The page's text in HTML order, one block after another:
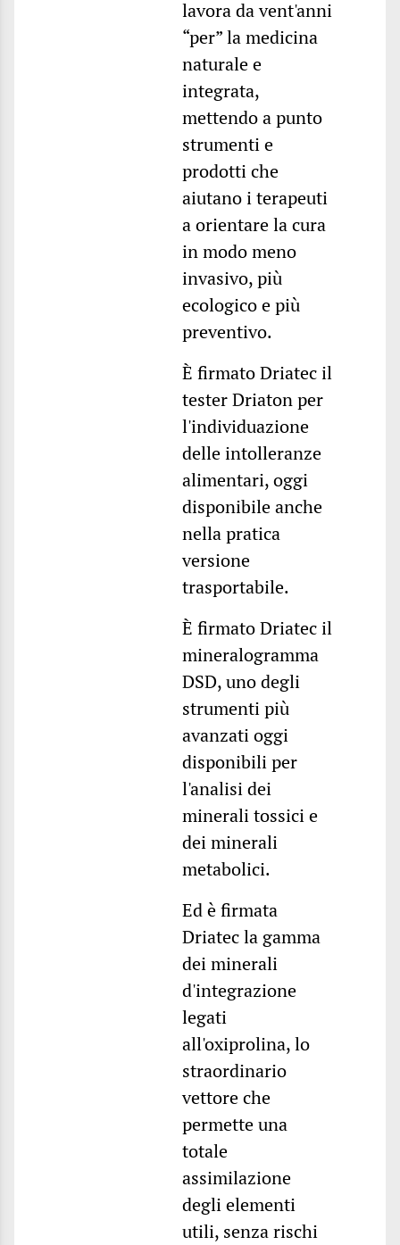
lavora da vent'anni
“per” la medicina
naturale e
integrata,
mettendo a punto
strumenti e
prodotti che
aiutano i terapeuti
a orientare la cura
in modo meno
invasivo, più
ecologico e più
preventivo.
È firmato Driatec il
tester Driaton per
l'individuazione
delle intolleranze
alimentari, oggi
disponibile anche
nella pratica
versione
trasportabile.
È firmato Driatec il
mineralogramma
DSD, uno degli
strumenti più
avanzati oggi
disponibili per
l'analisi dei
minerali tossici e
dei minerali
metabolici.
Ed è firmata
Driatec la gamma
dei minerali
d'integrazione
legati
all'oxiprolina, lo
straordinario
vettore che
permette una
totale
assimilazione
degli elementi
utili, senza rischi